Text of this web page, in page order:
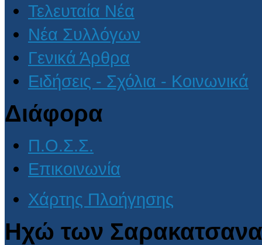
Τελευταία Νέα
Νέα Συλλόγων
Γενικά Άρθρα
Ειδήσεις - Σχόλια - Κοινωνικά
Διάφορα
Π.Ο.Σ.Σ.
Επικοινωνία
Χάρτης Πλοήγησης
Ηχώ των